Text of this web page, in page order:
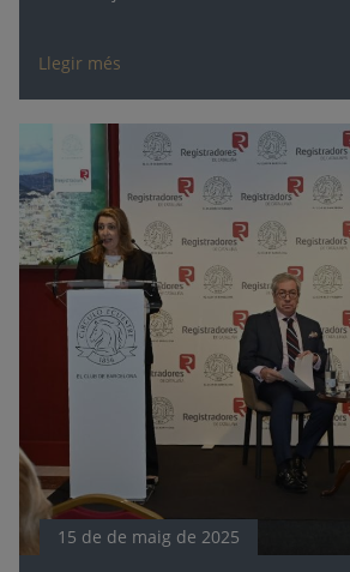
Llegir més
15 de de maig de 2025